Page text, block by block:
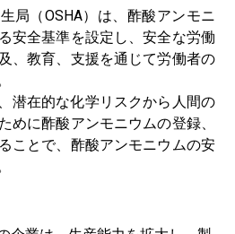
局（OSHA）は、酢酸アンモニ
安全基準を設定し、安全な労働
、教育、支援を通じて労働者の
潜在的な化学リスクから人間の
めに酢酸アンモニウムの登録、
ことで、酢酸アンモニウムの安